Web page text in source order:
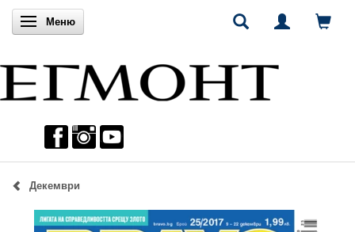
Включи навигацията
Меню
Декември